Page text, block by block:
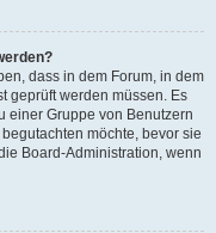
dass in dem Forum, in dem
geprüft werden müssen. Es
einer Gruppe von Benutzern
möchte, bevor sie
Board-Administration, wenn